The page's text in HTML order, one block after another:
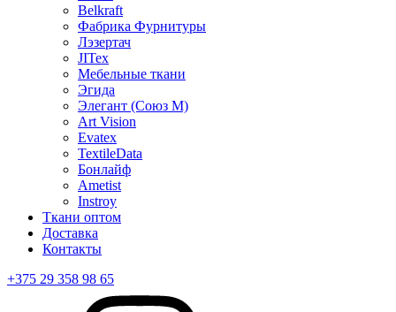
Belkraft
Фабрика Фурнитуры
Лэзертач
JITex
Мебельные ткани
Эгида
Элегант (Союз М)
Art Vision
Evatex
TextileData
Бонлайф
Ametist
Instroy
Ткани оптом
Доставка
Контакты
+375 29 358 98 65